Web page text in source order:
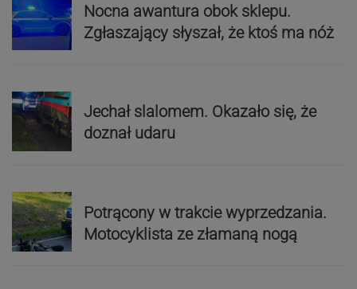
Nocna awantura obok sklepu.
Zgłaszający słyszał, że ktoś ma nóż
Jechał slalomem. Okazało się, że
doznał udaru
Potrącony w trakcie wyprzedzania.
Motocyklista ze złamaną nogą